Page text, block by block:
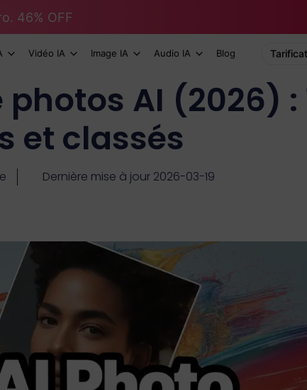
46% OFF
Vidéo IA Image IA Audio IA Blog
AI (2026) :
et classés
Dernière mise à jour 2026-03-19